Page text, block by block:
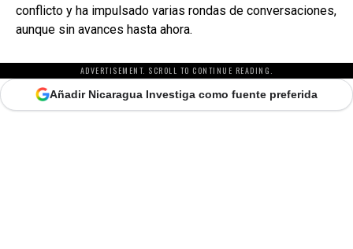
conflicto y ha impulsado varias rondas de conversaciones,
aunque sin avances hasta ahora.
ADVERTISEMENT. SCROLL TO CONTINUE READING.
Añadir Nicaragua Investiga como fuente preferida